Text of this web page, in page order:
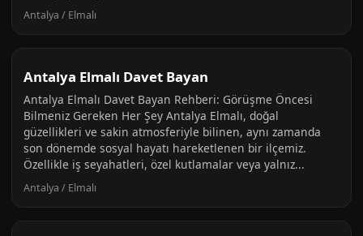
Antalya / Elmalı
Antalya Elmalı Davet Bayan
Antalya Elmalı Davet Bayan Rehberi: Görüşme Öncesi
Bilmeniz Gereken Her Şey Antalya Elmalı, doğal
güzellikleri ve sakin atmosferiyle bilinen, aynı zamanda
son dönemde sosyal hayatı hareketlenen bir ilçemiz.
Özellikle iş seyahatleri, özel kutlamalar veya yalnız...
Antalya / Elmalı